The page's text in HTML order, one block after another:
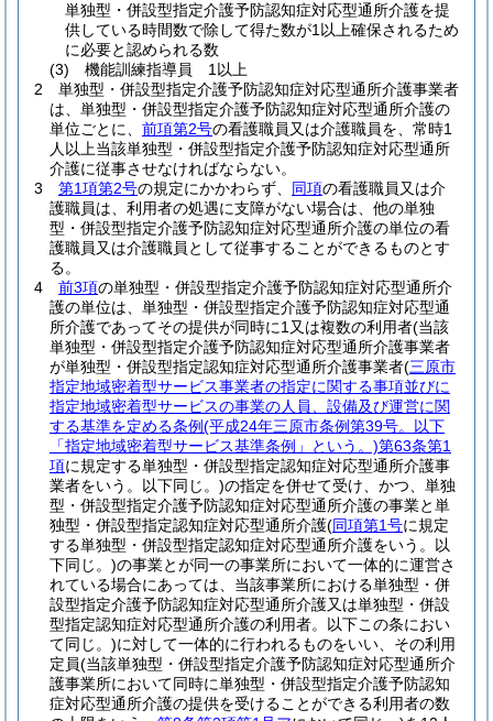
単独型・併設型指定介護予防認知症対応型通所介護を提
供している時間数で除して得た数が1以上確保されるため
に必要と認められる数
(3)
機能訓練指導員 1以上
2
単独型・併設型指定介護予防認知症対応型通所介護事業者
は、単独型・併設型指定介護予防認知症対応型通所介護の
単位ごとに、 前項第2号の看護職員又は介護職員を、常時1
人以上当該単独型・併設型指定介護予防認知症対応型通所
介護に従事させなければならない。
3
第1項第2号の規定にかかわらず、 同項の看護職員又は介
護職員は、利用者の処遇に支障がない場合は、他の単独
型・併設型指定介護予防認知症対応型通所介護の単位の看
護職員又は介護職員として従事することができるものとす
る。
4
前3項の単独型・併設型指定介護予防認知症対応型通所介
護の単位は、単独型・併設型指定介護予防認知症対応型通
所介護であってその提供が同時に1又は複数の利用者(当該
単独型・併設型指定介護予防認知症対応型通所介護事業者
が単独型・併設型指定認知症対応型通所介護事業者(三原市
指定地域密着型サービス事業者の指定に関する事項並びに
指定地域密着型サービスの事業の人員、設備及び運営に関
する基準を定める条例(平成24年三原市条例第39号。以下
「指定地域密着型サービス基準条例」という。)第63条第1
項に規定する単独型・併設型指定認知症対応型通所介護事
業者をいう。以下同じ。)の指定を併せて受け、かつ、単独
型・併設型指定介護予防認知症対応型通所介護の事業と単
独型・併設型指定認知症対応型通所介護(同項第1号に規定
する単独型・併設型指定認知症対応型通所介護をいう。以
下同じ。)の事業とが同一の事業所において一体的に運営さ
れている場合にあっては、当該事業所における単独型・併
設型指定介護予防認知症対応型通所介護又は単独型・併設
型指定認知症対応型通所介護の利用者。以下この条におい
て同じ。)に対して一体的に行われるものをいい、その利用
定員(当該単独型・併設型指定介護予防認知症対応型通所介
護事業所において同時に単独型・併設型指定介護予防認知
症対応型通所介護の提供を受けることができる利用者の数